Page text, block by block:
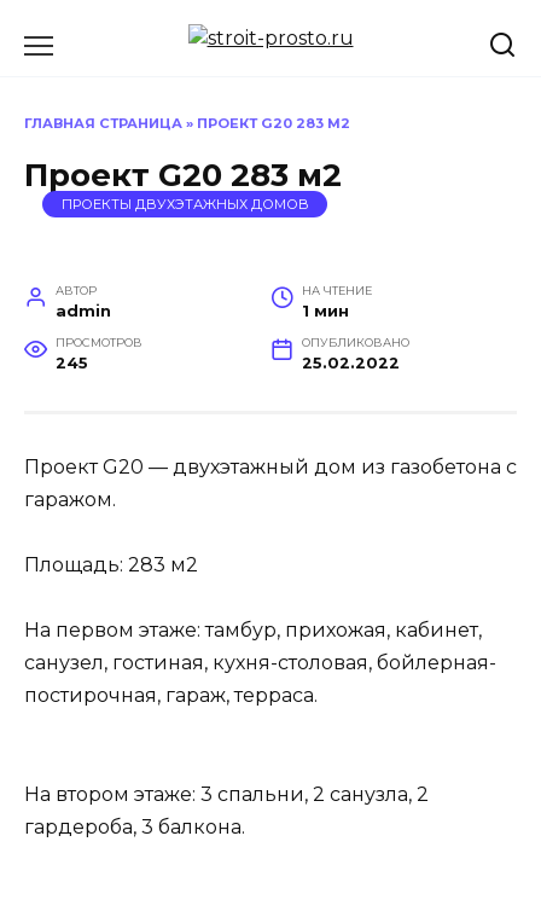
ГЛАВНАЯ СТРАНИЦА » ПРОЕКТ G20 283 М2
Проект G20 283 м2
ПРОЕКТЫ ДВУХЭТАЖНЫХ ДОМОВ
АВТОР
admin
НА ЧТЕНИЕ
1 мин
ПРОСМОТРОВ
245
ОПУБЛИКОВАНО
25.02.2022
Проект G20 — двухэтажный дом из газобетона с
гаражом.
Площадь: 283 м2
На первом этаже: тамбур, прихожая, кабинет,
санузел, гостиная, кухня-столовая, бойлерная-
постирочная, гараж, терраса.
На втором этаже: 3 спальни, 2 санузла, 2
гардероба, 3 балкона.